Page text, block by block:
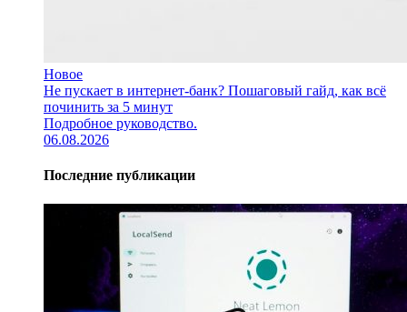
Новое
Не пускает в интернет-банк? Пошаговый гайд, как всё
починить за 5 минут
Подробное руководство.
06.08.2026
Последние публикации